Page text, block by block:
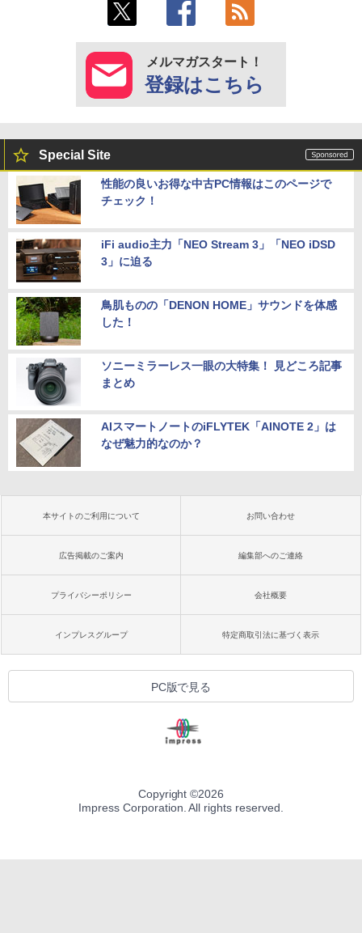
メルマガスタート！
登録はこちら
Special Site
性能の良いお得な中古PC情報はこのページで
チェック！
iFi audio主力「NEO Stream 3」「NEO iDSD
3」に迫る
鳥肌ものの「DENON HOME」サウンドを体感
した！
ソニーミラーレス一眼の大特集！ 見どころ記事
まとめ
AIスマートノートのiFLYTEK「AINOTE 2」は
なぜ魅力的なのか？
本サイトのご利用について お問い合わせ
広告掲載のご案内 編集部へのご連絡
プライバシーポリシー 会社概要
インプレスグループ 特定商取引法に基づく表示
PC版で見る
Copyright ©2026
Impress Corporation. All rights reserved.